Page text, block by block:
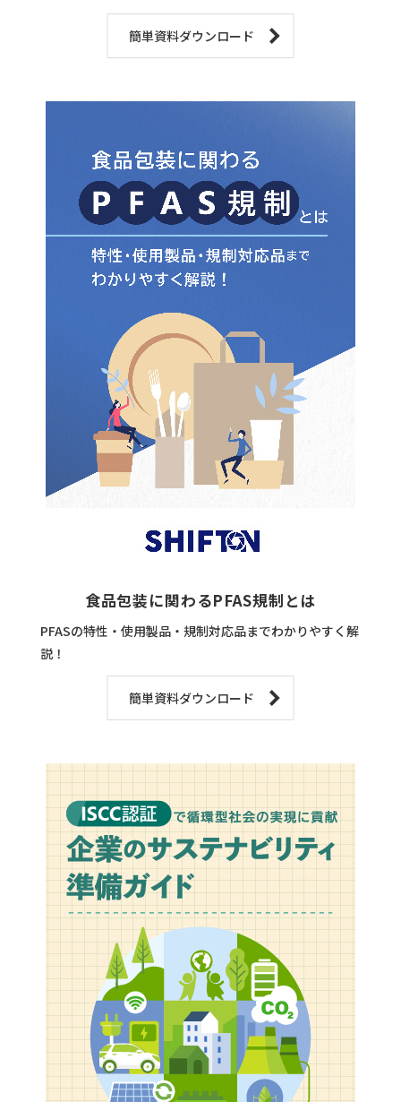
簡単資料ダウンロード
食品包装に関わるPFAS規制とは
PFASの特性・使用製品・規制対応品までわかりやすく解
説！
簡単資料ダウンロード